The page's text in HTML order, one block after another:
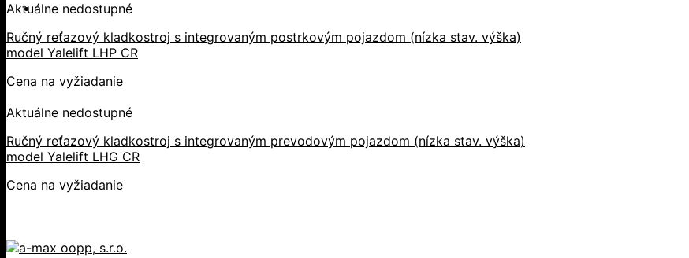
Aktuálne nedostupné
Ručný reťazový kladkostroj s integrovaným postrkovým pojazdom (nízka stav. výška)
model Yalelift LHP CR
Cena na vyžiadanie
Aktuálne nedostupné
Ručný reťazový kladkostroj s integrovaným prevodovým pojazdom (nízka stav. výška)
model Yalelift LHG CR
Cena na vyžiadanie